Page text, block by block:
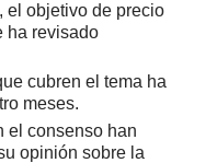
el objetivo de precio
ha revisado
cubren el tema ha
meses.
el consenso han
opinión sobre la